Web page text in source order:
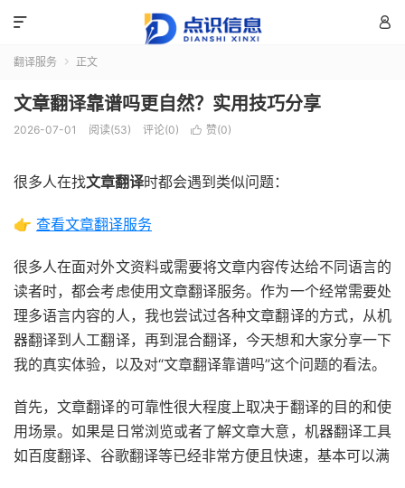


翻译服务  正文
文章翻译靠谱吗更自然？实用技巧分享
2026-07-01 阅读(53) 评论(0)  赞(0)
很多人在找文章翻译时都会遇到类似问题：
👉 查看文章翻译服务
很多人在面对外文资料或需要将文章内容传达给不同语言的
读者时，都会考虑使用文章翻译服务。作为一个经常需要处
理多语言内容的人，我也尝试过各种文章翻译的方式，从机
器翻译到人工翻译，再到混合翻译，今天想和大家分享一下
我的真实体验，以及对“文章翻译靠谱吗”这个问题的看法。
首先，文章翻译的可靠性很大程度上取决于翻译的目的和使
用场景。如果是日常浏览或者了解文章大意，机器翻译工具
如百度翻译、谷歌翻译等已经非常方便且快速，基本可以满